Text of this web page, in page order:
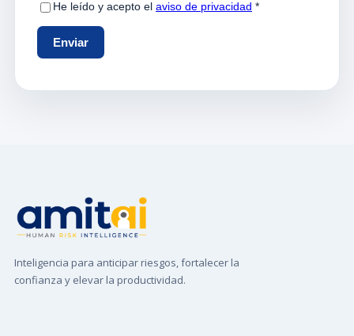
Inteligencia para anticipar riesgos, fortalecer la
confianza y elevar la productividad.